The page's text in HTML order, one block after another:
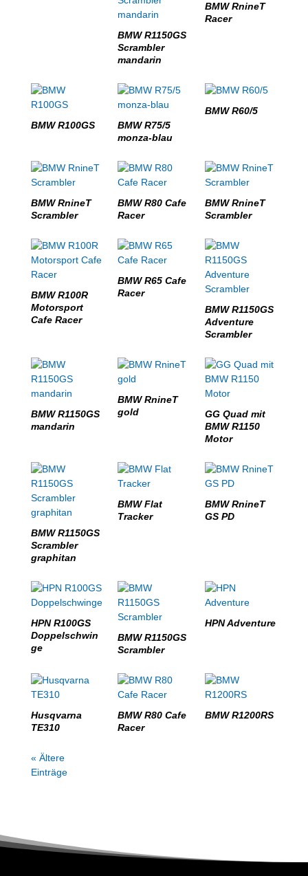
BMW R1150GS
Scrambler
mandarin
BMW RnineT
Racer
BMW R100GS
BMW R75/5
monza-blau
BMW R60/5
BMW RnineT
Scrambler
BMW R80 Cafe
Racer
BMW RnineT
Scrambler
BMW R100R
Motorsport
Cafe Racer
BMW R65 Cafe
Racer
BMW R1150GS
Adventure
Scrambler
BMW R1150GS
mandarin
BMW RnineT
gold
GG Quad mit
BMW R1150
Motor
BMW R1150GS
Scrambler
graphitan
BMW Flat
Tracker
BMW RnineT
GS PD
HPN R100GS
Doppelschwin
ge
BMW R1150GS
Scrambler
HPN Adventure
Husqvarna
TE310
BMW R80 Cafe
Racer
BMW R1200RS
« Ältere
Einträge